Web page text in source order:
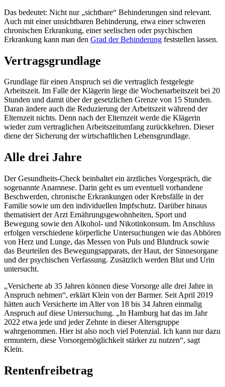
Das bedeutet: Nicht nur „sichtbare“ Behinderungen sind relevant.
Auch mit einer unsichtbaren Behinderung, etwa einer schweren
chronischen Erkrankung, einer seelischen oder psychischen
Erkrankung kann man den Grad der Behinderung feststellen lassen.
Vertragsgrundlage
Grundlage für einen Anspruch sei die vertraglich festgelegte
Arbeitszeit. Im Falle der Klägerin liege die Wochenarbeitszeit bei 20
Stunden und damit über der gesetzlichen Grenze von 15 Stunden.
Daran ändere auch die Reduzierung der Arbeitszeit während der
Elternzeit nichts. Denn nach der Elternzeit werde die Klägerin
wieder zum vertraglichen Arbeitszeitumfang zurückkehren. Dieser
diene der Sicherung der wirtschaftlichen Lebensgrundlage.
Alle drei Jahre
Der Gesundheits-Check beinhaltet ein ärztliches Vorgespräch, die
sogenannte Anamnese. Darin geht es um eventuell vorhandene
Beschwerden, chronische Erkrankungen oder Krebsfälle in der
Familie sowie um den individuellen Impfschutz. Darüber hinaus
thematisiert der Arzt Ernährungsgewohnheiten, Sport und
Bewegung sowie den Alkohol- und Nikotinkonsum. Im Anschluss
erfolgen verschiedene körperliche Untersuchungen wie das Abhören
von Herz und Lunge, das Messen von Puls und Blutdruck sowie
das Beurteilen des Bewegungsapparats, der Haut, der Sinnesorgane
und der psychischen Verfassung. Zusätzlich werden Blut und Urin
untersucht.
„Versicherte ab 35 Jahren können diese Vorsorge alle drei Jahre in
Anspruch nehmen“, erklärt Klein von der Barmer. Seit April 2019
hätten auch Versicherte im Alter von 18 bis 34 Jahren einmalig
Anspruch auf diese Untersuchung. „In Hamburg hat das im Jahr
2022 etwa jede und jeder Zehnte in dieser Altersgruppe
wahrgenommen. Hier ist also noch viel Potenzial. Ich kann nur dazu
ermuntern, diese Vorsorgemöglichkeit stärker zu nutzen“, sagt
Klein.
Rentenfreibetrag